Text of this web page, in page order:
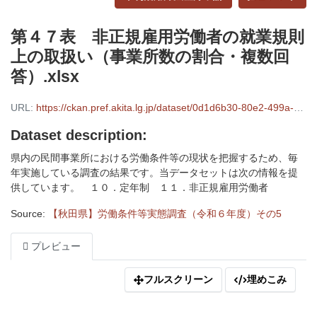
第４７表 非正規雇用労働者の就業規則
上の取扱い（事業所数の割合・複数回
答）.xlsx
URL: https://ckan.pref.akita.lg.jp/dataset/0d1d6b30-80e2-499a-a2eb-cab346886574/resource/72f063d1-efb6-44fb-9e1a-871534eb2cb0/download/.xlsx
Dataset description:
県内の民間事業所における労働条件等の現状を把握するため、毎
年実施している調査の結果です。当データセットは次の情報を提
供しています。 １０．定年制 １１．非正規雇用労働者
Source: 【秋田県】労働条件等実態調査（令和６年度）その5
プレビュー
フルスクリーン 埋めこみ